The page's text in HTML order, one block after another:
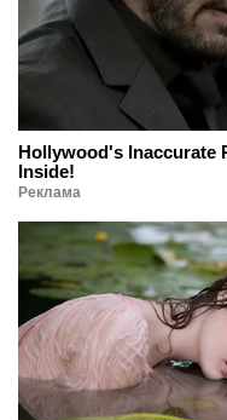
Hollywood's Inaccurate
Inside!
Реклама